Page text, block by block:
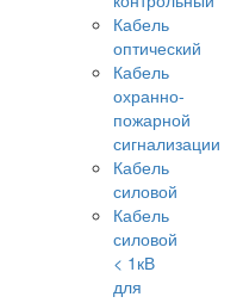
Кабель
оптический
Кабель
охранно-
пожарной
сигнализации
Кабель
силовой
Кабель
силовой
< 1кВ
для